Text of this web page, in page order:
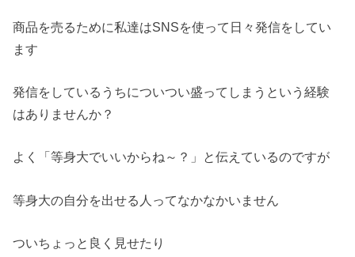
商品を売るために私達はSNSを使って日々発信をしてい
ます
発信をしているうちについつい盛ってしまうという経験
はありませんか？
よく「等身大でいいからね～？」と伝えているのですが
等身大の自分を出せる人ってなかなかいません
ついちょっと良く見せたり